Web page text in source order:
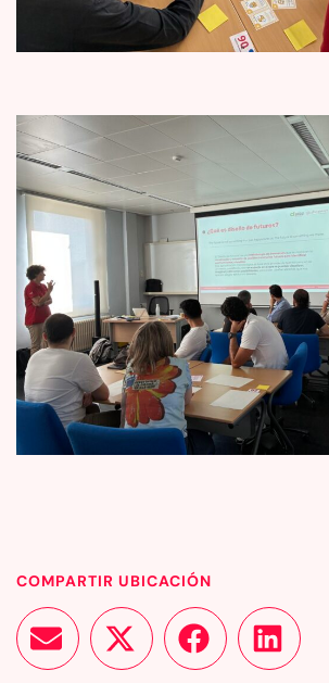
COMPARTIR UBICACIÓN